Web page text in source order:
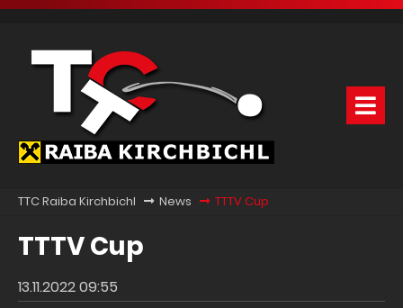
TTC Raiba Kirchbichl News TTTV Cup
TTTV Cup
13.11.2022 09:55